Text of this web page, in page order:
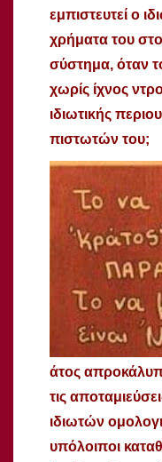
εμπιστευτεί ο
χρήματα του
σύστημα, όταν
χωρίς ίχνος
ιδιωτικής
πιστωτών του;
άτος
τις
ιδιωτών
υπόλοιποι